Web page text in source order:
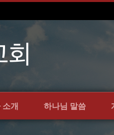
소개 하나님 말씀